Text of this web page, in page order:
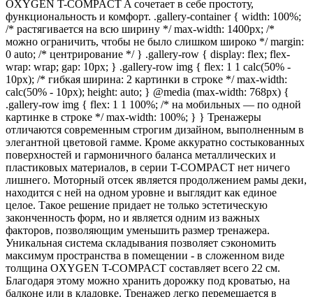
OXYGEN T-COMPACT A сочетает в себе простоту,
функциональность и комфорт. .gallery-container { width: 100%;
/* растягивается на всю ширину */ max-width: 1400px; /*
можно ограничить, чтобы не было слишком широко */ margin:
0 auto; /* центрирование */ } .gallery-row { display: flex; flex-
wrap: wrap; gap: 10px; } .gallery-row img { flex: 1 1 calc(50% -
10px); /* гибкая ширина: 2 картинки в строке */ max-width:
calc(50% - 10px); height: auto; } @media (max-width: 768px) {
.gallery-row img { flex: 1 1 100%; /* на мобильных — по одной
картинке в строке */ max-width: 100%; } } Тренажеры
отличаются современным строгим дизайном, выполненным в
элегантной цветовой гамме. Кроме аккуратно состыкованных
поверхностей и гармоничного баланса металлических и
пластиковых материалов, в серии T-COMPACT нет ничего
лишнего. Моторный отсек является продолжением рамы деки,
находится с ней на одном уровне и выглядит как единое
целое. Такое решение придает не только эстетическую
законченность форм, но и является одним из важных
факторов, позволяющим уменьшить размер тренажера.
Уникальная система складывания позволяет сэкономить
максимум пространства в помещении - в сложенном виде
толщина OXYGEN T-COMPACT составляет всего 22 см.
Благодаря этому можно хранить дорожку под кроватью, на
балконе или в кладовке. Тренажер легко перемещается в